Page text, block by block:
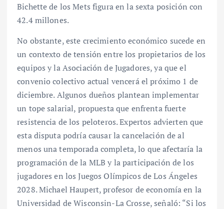
Bichette de los Mets figura en la sexta posición con
42.4 millones.
No obstante, este crecimiento económico sucede en
un contexto de tensión entre los propietarios de los
equipos y la Asociación de Jugadores, ya que el
convenio colectivo actual vencerá el próximo 1 de
diciembre. Algunos dueños plantean implementar
un tope salarial, propuesta que enfrenta fuerte
resistencia de los peloteros. Expertos advierten que
esta disputa podría causar la cancelación de al
menos una temporada completa, lo que afectaría la
programación de la MLB y la participación de los
jugadores en los Juegos Olímpicos de Los Ángeles
2028. Michael Haupert, profesor de economía en la
Universidad de Wisconsin-La Crosse, señaló: “Si los